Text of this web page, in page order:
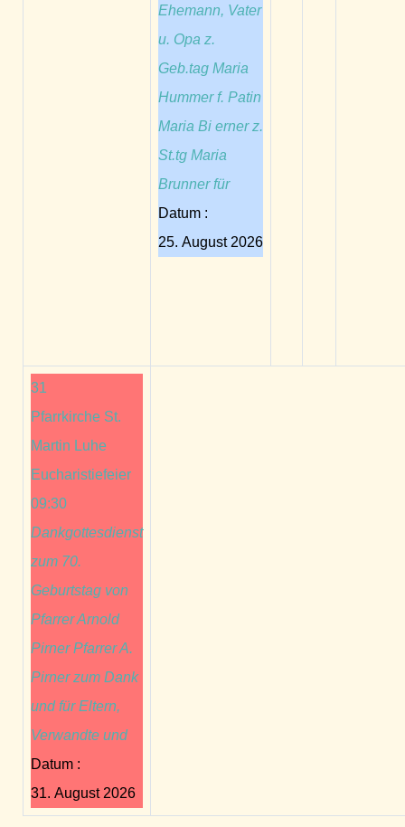
Ehemann, Vater
u. Opa z.
Geb.tag Maria
Hummer f. Patin
Maria Bi erner z.
St.tg Maria
Brunner für
Datum :
25. August 2026
31
Pfarrkirche St.
Martin Luhe
Eucharistiefeier
09:30
Dankgottesdienst
zum 70.
Geburtstag von
Pfarrer Arnold
Pirner Pfarrer A.
Pirner zum Dank
und für Eltern,
Verwandte und
Datum :
31. August 2026